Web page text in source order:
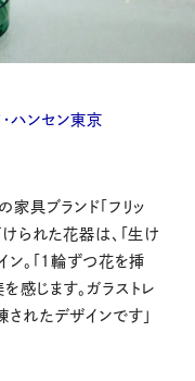
ハンセン東京
具ブランド「フリッ
られた花器は、「生け
ン。「1輪ずつ花を挿
感じます。ガラストレ
れたデザインです」